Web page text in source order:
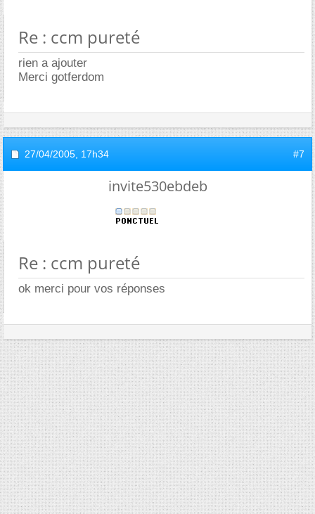
Re : ccm pureté
rien a ajouter
Merci gotferdom
27/04/2005, 17h34 #7
invite530ebdeb
Re : ccm pureté
ok merci pour vos réponses